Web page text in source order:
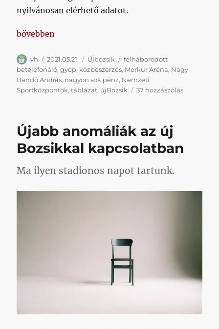
nyilvánosan elérhető adatot.
„Valahol nettó 13 milliárd (bruttó 16) körül tarthat
bővebben
Szerző
vh Közzétéve
2021.05.21. Kategória
Újbozsik Címke
felháborodott
betelefonáló,gyep, közbeszerzés, Merkur Aréna, Nagy
Bandó András, nagyon sok pénz, Nemzeti
Sportközpontok,táblázat, újBozsik 37 hozzászólásValahol
Bozsik
Újabb anomáliák az új
Bozsikkal kapcsolatban
Ma ilyen stadionos napot tartunk.